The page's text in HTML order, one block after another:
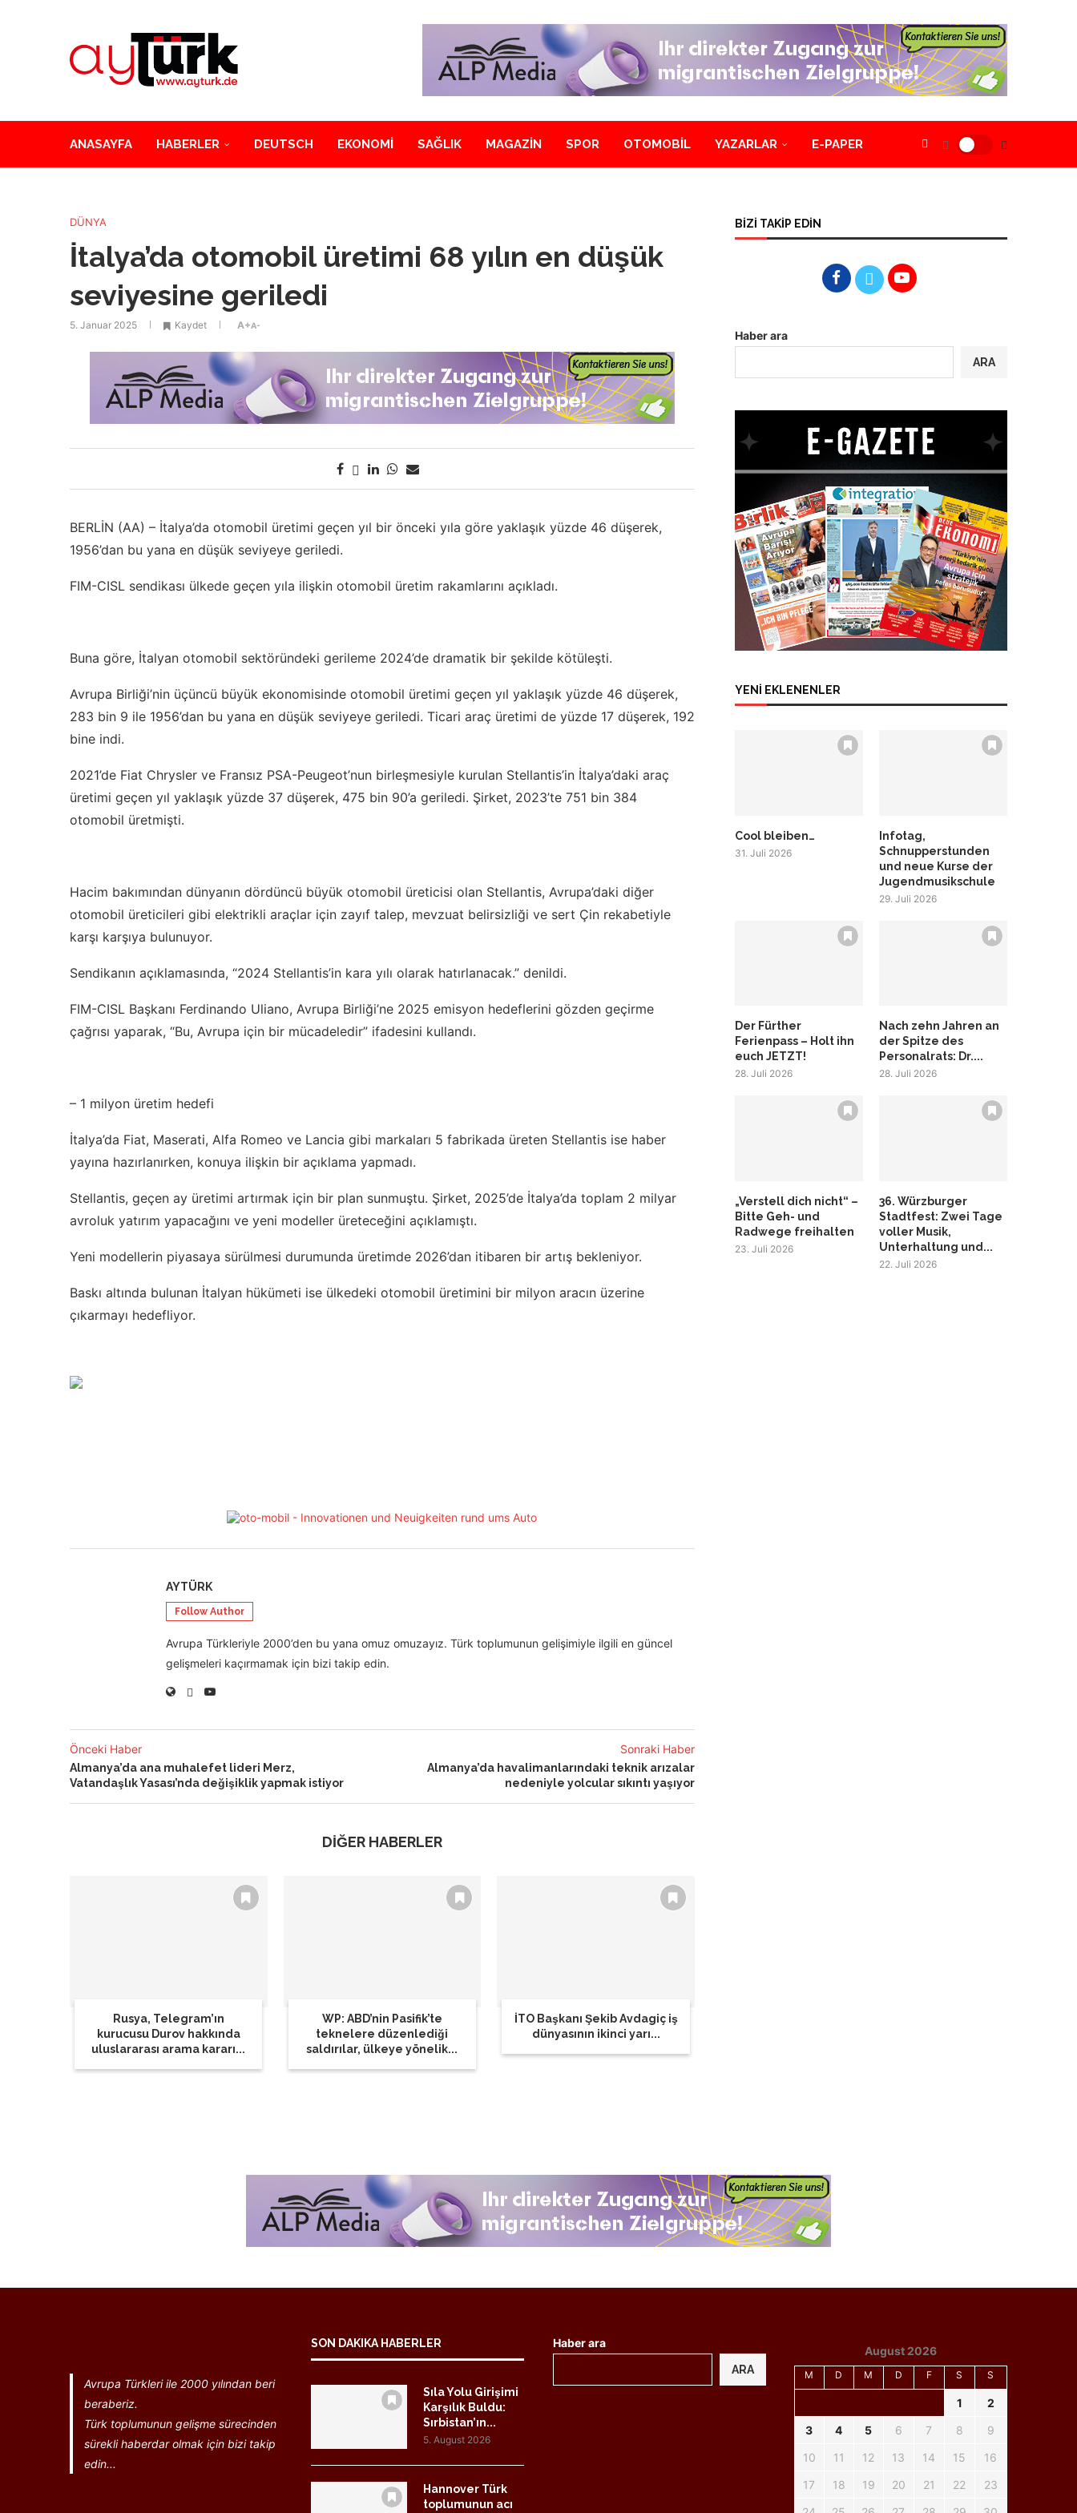
ANASAYFA HABERLER DEUTSCH EKONOMİ SAĞLIK MAGAZİN SPOR OTOMOBİL YAZARLAR E-PAPER
DÜNYA
İtalya’da otomobil üretimi 68 yılın en düşük
seviyesine geriledi
5. Januar 2025 Kaydet A+A-
BERLİN (AA) – İtalya’da otomobil üretimi geçen yıl bir önceki yıla göre yaklaşık yüzde 46 düşerek,
1956’dan bu yana en düşük seviyeye geriledi.
FIM-CISL sendikası ülkede geçen yıla ilişkin otomobil üretim rakamlarını açıkladı.
Buna göre, İtalyan otomobil sektöründeki gerileme 2024’de dramatik bir şekilde kötüleşti.
Avrupa Birliği’nin üçüncü büyük ekonomisinde otomobil üretimi geçen yıl yaklaşık yüzde 46 düşerek,
283 bin 9 ile 1956’dan bu yana en düşük seviyeye geriledi. Ticari araç üretimi de yüzde 17 düşerek, 192
bine indi.
2021’de Fiat Chrysler ve Fransız PSA-Peugeot’nun birleşmesiyle kurulan Stellantis’in İtalya’daki araç
üretimi geçen yıl yaklaşık yüzde 37 düşerek, 475 bin 90’a geriledi. Şirket, 2023’te 751 bin 384
otomobil üretmişti.
Hacim bakımından dünyanın dördüncü büyük otomobil üreticisi olan Stellantis, Avrupa’daki diğer
otomobil üreticileri gibi elektrikli araçlar için zayıf talep, mevzuat belirsizliği ve sert Çin rekabetiyle
karşı karşıya bulunuyor.
Sendikanın açıklamasında, “2024 Stellantis’in kara yılı olarak hatırlanacak.” denildi.
FIM-CISL Başkanı Ferdinando Uliano, Avrupa Birliği’ne 2025 emisyon hedeflerini gözden geçirme
çağrısı yaparak, “Bu, Avrupa için bir mücadeledir” ifadesini kullandı.
– 1 milyon üretim hedefi
İtalya’da Fiat, Maserati, Alfa Romeo ve Lancia gibi markaları 5 fabrikada üreten Stellantis ise haber
yayına hazırlanırken, konuya ilişkin bir açıklama yapmadı.
Stellantis, geçen ay üretimi artırmak için bir plan sunmuştu. Şirket, 2025’de İtalya’da toplam 2 milyar
avroluk yatırım yapacağını ve yeni modeller üreteceğini açıklamıştı.
Yeni modellerin piyasaya sürülmesi durumunda üretimde 2026’dan itibaren bir artış bekleniyor.
Baskı altında bulunan İtalyan hükümeti ise ülkedeki otomobil üretimini bir milyon aracın üzerine
çıkarmayı hedefliyor.
AYTÜRK
Follow Author
Avrupa Türkleriyle 2000’den bu yana omuz omuzayız. Türk toplumunun gelişimiyle ilgili en güncel
gelişmeleri kaçırmamak için bizi takip edin.
Önceki Haber
Almanya’da ana muhalefet lideri Merz,
Vatandaşlık Yasası’nda değişiklik yapmak istiyor
Sonraki Haber
Almanya’da havalimanlarındaki teknik arızalar
nedeniyle yolcular sıkıntı yaşıyor
DİĞER HABERLER
Rusya, Telegram’ın
kurucusu Durov hakkında
uluslararası arama kararı...
WP: ABD’nin Pasifik’te
teknelere düzenlediği
saldırılar, ülkeye yönelik...
İTO Başkanı Şekib Avdagiç iş
dünyasının ikinci yarı...
BİZİ TAKİP EDİN
Haber ara
ARA
YENİ EKLENENLER
Cool bleiben…
31. Juli 2026
Infotag,
Schnupperstunden
und neue Kurse der
Jugendmusikschule
29. Juli 2026
Der Fürther
Ferienpass – Holt ihn
euch JETZT!
28. Juli 2026
Nach zehn Jahren an
der Spitze des
Personalrats: Dr....
28. Juli 2026
„Verstell dich nicht“ –
Bitte Geh- und
Radwege freihalten
23. Juli 2026
36. Würzburger
Stadtfest: Zwei Tage
voller Musik,
Unterhaltung und...
22. Juli 2026
Avrupa Türkleri ile 2000 yılından beri
beraberiz.
Türk toplumunun gelişme sürecinden
sürekli haberdar olmak için bizi takip
edin...
SON DAKIKA HABERLER
Sıla Yolu Girişimi
Karşılık Buldu:
Sırbistan’ın...
5. August 2026
Hannover Türk
toplumunun acı
Haber ara
ARA
August 2026
M D M D F S S
1
2
3
4 5 6 7 8
9
10
11 12 13 14 15
16
17
18 19 20 21 22
23